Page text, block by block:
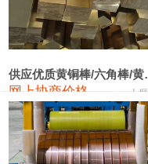
2202#硅
金属硅3303#-2202#
漆包线
供应
网上协商价格 十